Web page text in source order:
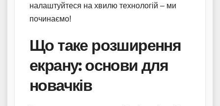
налаштуйтеся на хвилю технологій – ми
починаємо!
Що таке розширення
екрану: основи для
новачків